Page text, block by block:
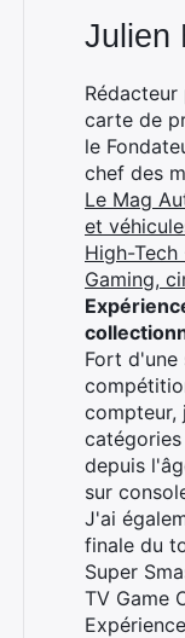
Julien
carte de
le
chef des
Le Mag
et
High-
Gaming,
Fort d'une
compteur,
depuis
sur
J'ai
finale du
Super
TV Game